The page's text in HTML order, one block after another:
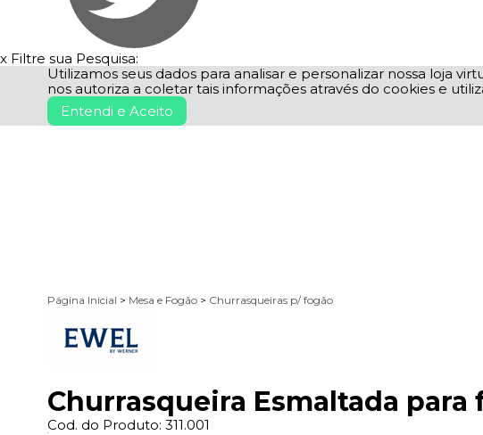
x Filtre sua Pesquisa:
Utilizamos seus dados para analisar e personalizar nossa loja
nos autoriza a coletar tais informações através do cookies e
Entendi e Aceito
Página Inicial > Mesa e Fogão > Churrasqueiras p/ fogão
Churrasqueira Esmaltada para
Cod. do Produto: 311.001